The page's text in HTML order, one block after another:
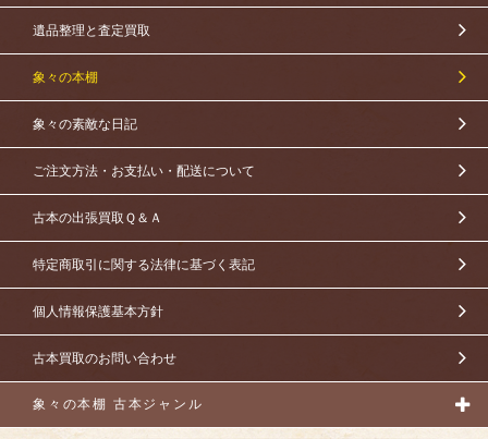
遺品整理と査定買取
象々の本棚
象々の素敵な日記
ご注文方法・お支払い・配送について
古本の出張買取Ｑ＆Ａ
特定商取引に関する法律に基づく表記
個人情報保護基本方針
古本買取のお問い合わせ
象々の本棚 古本ジャンル